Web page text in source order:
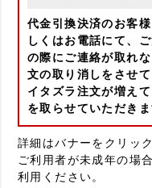
代金引換決済のお客
しくはお電話にて、
の際にご連絡が取れ
文の取り消しをさせ
イタズラ注文が増え
を取らせていただき
詳細はバナーをクリッ
ご利用者が未成年の場
利用ください。